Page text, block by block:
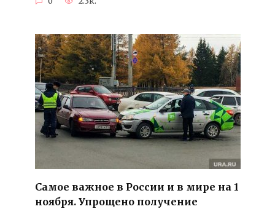
Самое важное в России и в мире на 1
ноября. Упрощено получение